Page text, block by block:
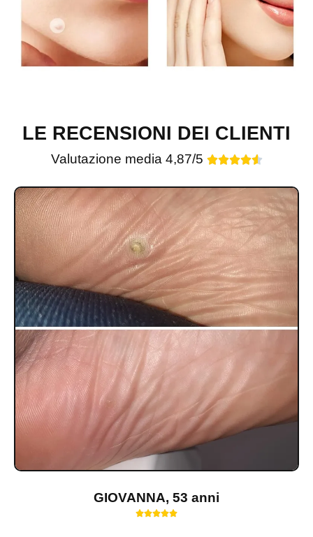
LE RECENSIONI DEI CLIENTI
Valutazione media 4,87/5 
GIOVANNA, 53 anni
